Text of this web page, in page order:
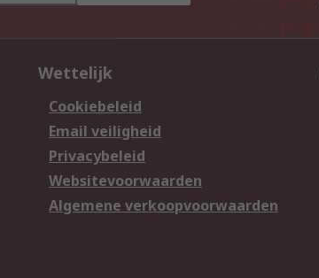
Wettelijk
Cookiebeleid
Email veiligheid
Privacybeleid
Websitevoorwaarden
Algemene verkoopvoorwaarden